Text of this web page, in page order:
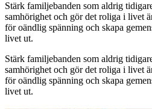
Stärk familjebanden som aldrig
samhörighet och gör det roliga i livet
för oändlig spänning och skapa
livet ut.
Stärk familjebanden som aldrig
samhörighet och gör det roliga i livet
för oändlig spänning och skapa
livet ut.